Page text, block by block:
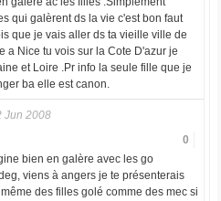
qui galèrent ds la vie c'est bon faut
que je vais aller ds ta vieille ville de
a Nice tu vois sur la Cote D'azur je
et Loire .Pr info la seule fille que je
ba elle est canon.
Jun 2008
0
bien en galère avec les go
viens à angers je te présenterais
des filles golé comme des mec si